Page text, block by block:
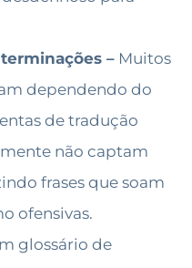
– Muitos
dependendo do
de tradução
não captam
frases que soam
ofensivas.
glossário de